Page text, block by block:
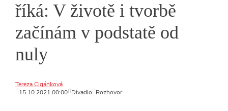
říká: V životě i tvorbě
začínám v podstatě od
nuly
Tereza Cigánková
15.10.2021 00:00 Divadlo Rozhovor